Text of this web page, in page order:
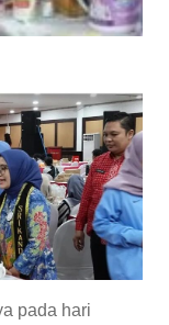
pada hari